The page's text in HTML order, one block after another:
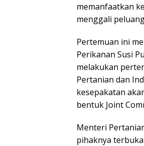
memanfaatkan
menggali
Pertemuan ini
Perikanan Susi
melakukan
Pertanian dan
kesepakatan
bentuk Joint
Menteri
pihaknya